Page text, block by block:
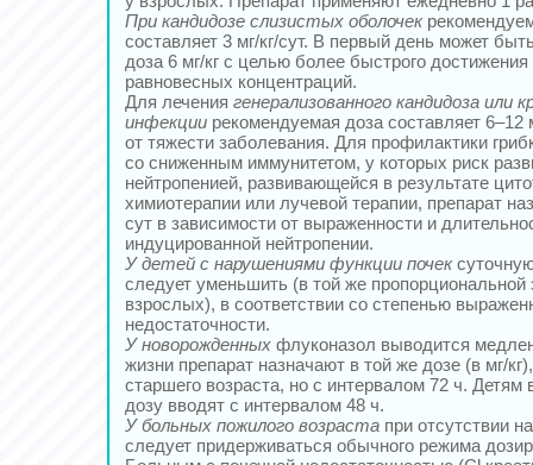
При кандидозе слизистых оболочек
составляет 3 мг/кг/сут. В первый день может
доза 6 мг/кг с целью более быстрого
равновесных концентраций.
Для лечения генерализованного кандидоза или
инфекции рекомендуемая доза составляет 6–12
от тяжести заболевания. Для профилактики
со сниженным иммунитетом, у которых риск
нейтропенией, развивающейся в результате
химиотерапии или лучевой терапии, препарат
сут в зависимости от выраженности и
индуцированной нейтропении.
У детей с нарушениями функции почек
следует уменьшить (в той же пропорциональной
взрослых), в соответствии со степенью
недостаточности.
У новорожденных флуконазол выводится
жизни препарат назначают в той же дозе (в мг/
старшего возраста, но с интервалом 72 ч. Детям
дозу вводят с интервалом 48 ч.
У больных пожилого возраста при отсутствии
следует придерживаться обычного режима